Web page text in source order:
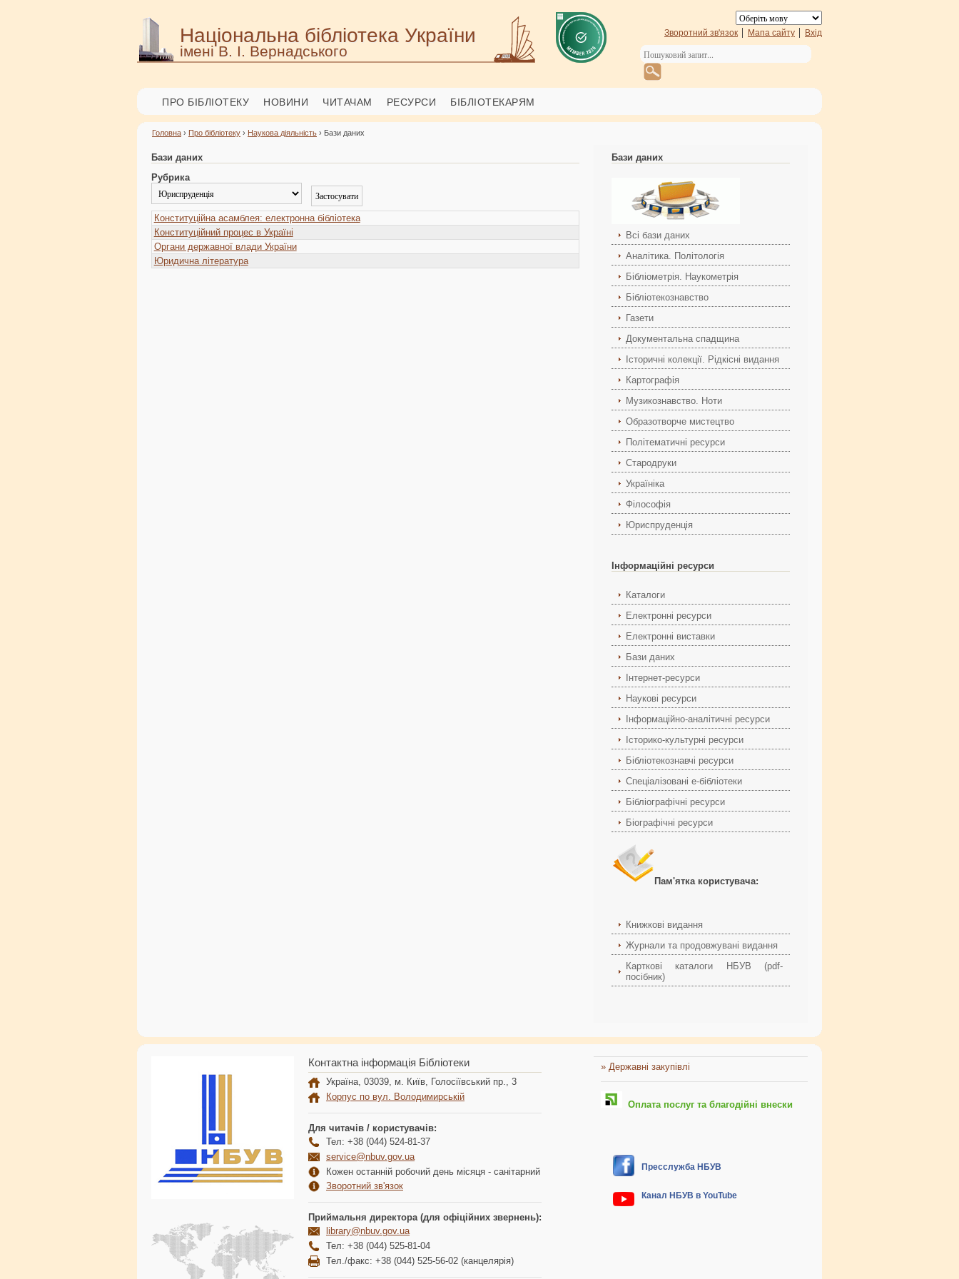
Національна бібліотека України
імені В. І. Вернадського
Зворотний зв'язок Мапа сайту Вхід
ПРО БІБЛІОТЕКУ НОВИНИ ЧИТАЧАМ РЕСУРСИ БІБЛІОТЕКАРЯМ
Головна › Про бібліотеку › Наукова діяльність › Бази даних
Бази даних
Рубрика
Конституційна асамблея: електронна бібліотека
Конституційний процес в Україні
Органи державної влади України
Юридична література
Бази даних
Всі бази даних
Аналітика. Політологія
Бібліометрія. Наукометрія
Бібліотекознавство
Газети
Документальна спадщина
Історичні колекції. Рідкісні видання
Картографія
Музикознавство. Ноти
Образотворче мистецтво
Політематичні ресурси
Стародруки
Україніка
Філософія
Юриспруденція
Інформаційні ресурси
Каталоги
Електронні ресурси
Електронні виставки
Бази даних
Інтернет-ресурси
Наукові ресурси
Інформаційно-аналітичні ресурси
Історико-культурні ресурси
Бібліотекознавчі ресурси
Спеціалізовані е-бібліотеки
Бібліографічні ресурси
Біографічні ресурси
Пам'ятка користувача:
Книжкові видання
Журнали та продовжувані видання
Карткові каталоги НБУВ (pdf-
посібник)
Контактна інформація Бібліотеки
Україна, 03039, м. Київ, Голосіївський пр., 3
Корпус по вул. Володимирській
Для читачів / користувачів:
Тел: +38 (044) 524-81-37
service@nbuv.gov.ua
Кожен останній робочий день місяця - санітарний
Зворотний зв'язок
Приймальня директора (для офіційних звернень):
library@nbuv.gov.ua
Тел: +38 (044) 525-81-04
Тел./факс: +38 (044) 525-56-02 (канцелярія)
» Державні закупівлі
Оплата послуг та благодійні внески
Пресслужба НБУВ
Канал НБУВ в YouTube